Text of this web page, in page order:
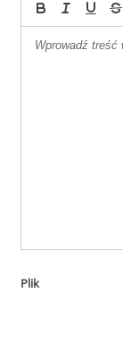
Plik